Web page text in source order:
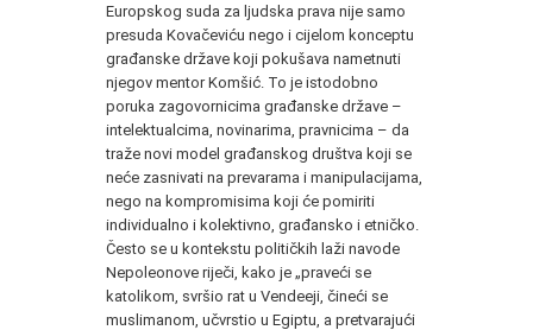
Europskog suda za ljudska prava nije samo
presuda Kovačeviću nego i cijelom konceptu
građanske države koji pokušava nametnuti
njegov mentor Komšić. To je istodobno
poruka zagovornicima građanske države –
intelektualcima, novinarima, pravnicima – da
traže novi model građanskog društva koji se
neće zasnivati na prevarama i manipulacijama,
nego na kompromisima koji će pomiriti
individualno i kolektivno, građansko i etničko.
Često se u kontekstu političkih laži navode
Nepoleonove riječi, kako je „praveći se
katolikom, svršio rat u Vendeeji, čineći se
muslimanom, učvrstio u Egiptu, a pretvarajući